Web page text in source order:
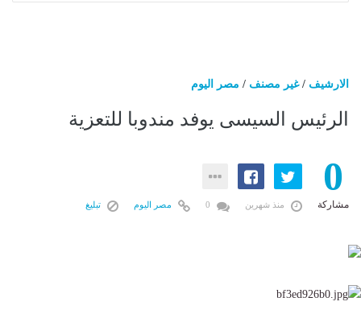
الارشيف /غير مصنف / مصر اليوم
الرئيس السيسى يوفد مندوبا للتعزية
0
مشاركة منذ شهرين مصر اليوم تبليغ